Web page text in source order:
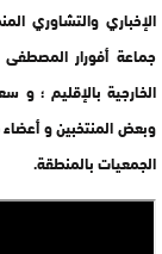
الإخباري والتشاوري
جماعة أفورار المصطفى
الخارجية بالإقليم ؛ و
وبعض المنتخبين و
الجمعيات بالمنطقة.